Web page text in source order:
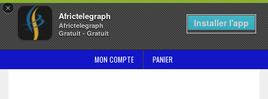
×
Africtelegraph
Africtelegraph
Gratuit - Gratuit
Installer l'app
MON COMPTE PANIER